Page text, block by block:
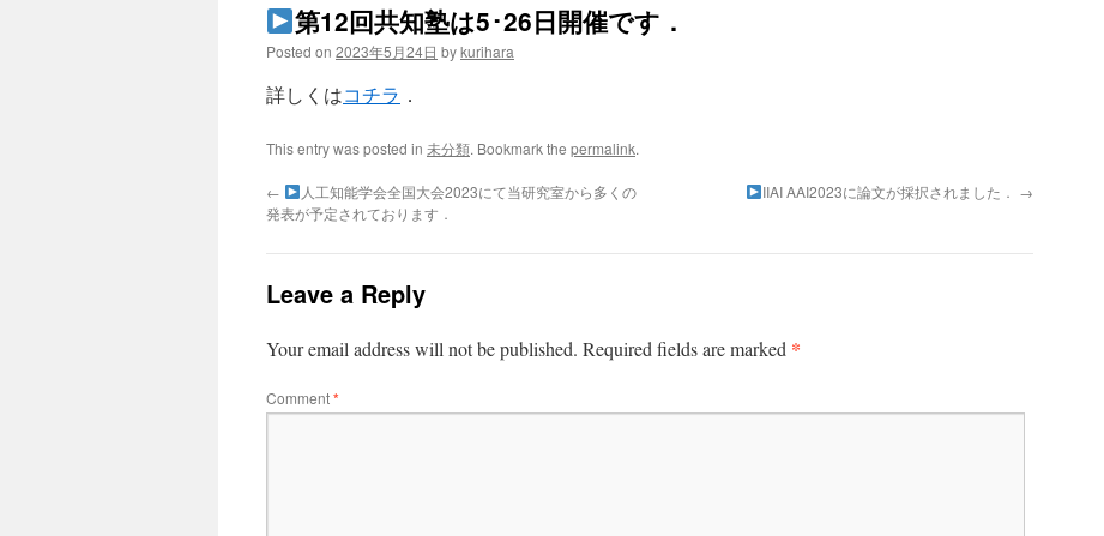
第12回共知塾は5･26日開催です．
Posted on 2023年5月24日 bykurihara
詳しくはコチラ ．
This entry was posted in 未分類. Bookmark the permalink.
←
人工知能学会全国大会2023にて当研究室から多くの
発表が予定されております．
IIAI AAI2023に論文が採択されました． →
Leave a Reply
Your email address will not be published. Required fields are marked *
Comment*